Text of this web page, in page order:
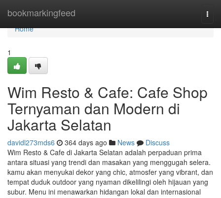
bookmarkingfeed
Home
Home
1
Wim Resto & Cafe: Cafe Shop
Ternyaman dan Modern di
Jakarta Selatan
davidl273mds6 364 days ago News
Discuss
Wim Resto & Cafe di Jakarta Selatan adalah perpaduan prima
antara situasi yang trendi dan masakan yang menggugah selera.
kamu akan menyukai dekor yang chic, atmosfer yang vibrant, dan
tempat duduk outdoor yang nyaman dikelilingi oleh hijauan yang
subur. Menu ini menawarkan hidangan lokal dan internasional